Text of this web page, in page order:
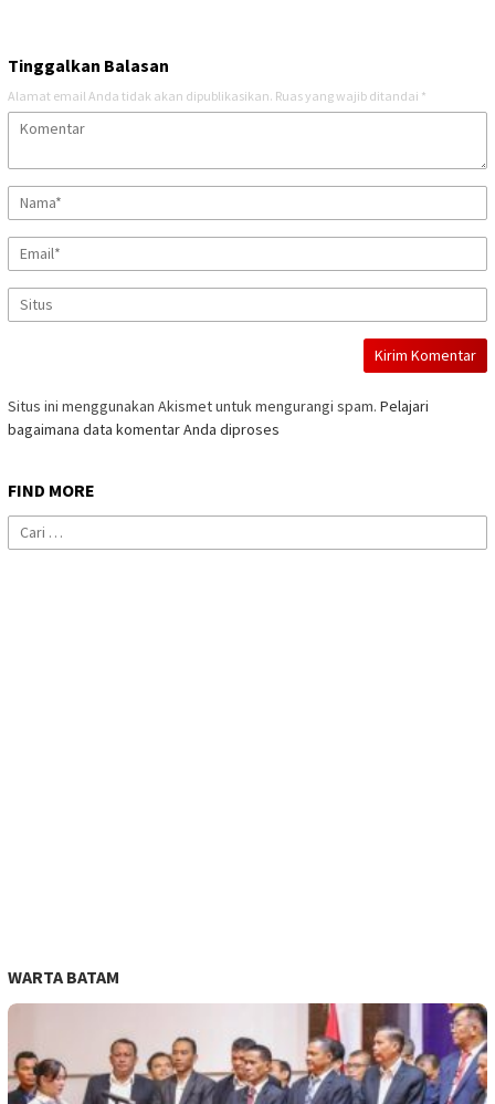
Tinggalkan Balasan
Alamat email Anda tidak akan dipublikasikan. Ruas yang wajib ditandai *
Situs ini menggunakan Akismet untuk mengurangi spam. Pelajari
bagaimana data komentar Anda diproses
FIND MORE
Cari
untuk:
WARTA BATAM